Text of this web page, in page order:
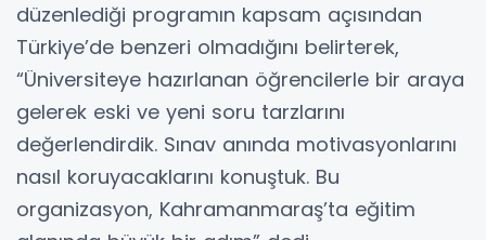
düzenlediği programın kapsam açısından
Türkiye’de benzeri olmadığını belirterek,
“Üniversiteye hazırlanan öğrencilerle bir araya
gelerek eski ve yeni soru tarzlarını
değerlendirdik. Sınav anında motivasyonlarını
nasıl koruyacaklarını konuştuk. Bu
organizasyon, Kahramanmaraş’ta eğitim